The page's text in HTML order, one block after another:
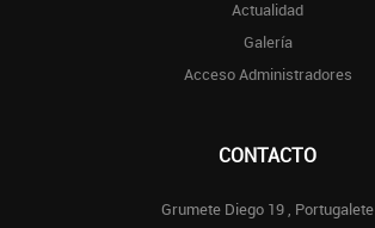
Actualidad
Galería
Acceso Administradores
CONTACTO
Grumete Diego 19 , Portugalete